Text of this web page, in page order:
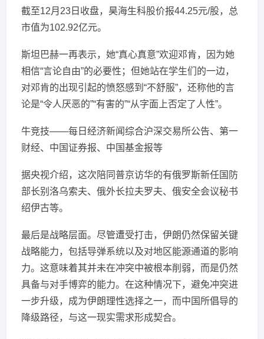
截至12月23日收盘，昊海生科股价报44.25元/股，总
市值为102.92亿元。
斯坦巴赫一再表示，她“真心真意”欢迎邓肯，因为她
相信“言论自由”的必要性；但她站在学生们的一边，
对邓肯的出现引起的愤怒感到“不舒服”，还称他的言
论是“令人厌恶的”“有害的”“从字面上否定了人性”。
牛竞技——每日经济新闻综合沪深交易所公告、第一
财经、中国证券报、中国基金报等
据央视介绍，这次陪同普京访华的有俄罗斯新任国防
部长别洛乌索夫、俄外长拉夫罗夫、俄安全会议秘书
绍伊古等。
最后是战略层面。尽管遭受打击，伊朗仍然保留关键
战略能力，包括导弹系统以及对地区能源通道的影响
力。这意味着其并未在冲突中被根本削弱，而是仍然
具备与对手博弈的能力。在这种情况下，避免冲突进
一步升级，成为伊朗理性选择之一，而中国所倡导的
降级路径，与这一现实需求形成契合。